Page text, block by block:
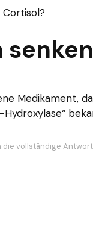
Medikament,
die vollständige